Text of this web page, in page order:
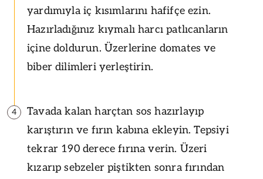
yardımıyla iç kısımlarını hafifçe ezin.
Hazırladığınız kıymalı harcı patlıcanların
içine doldurun. Üzerlerine domates ve
biber dilimleri yerleştirin.
4
Tavada kalan harçtan sos hazırlayıp
karıştırın ve fırın kabına ekleyin. Tepsiyi
tekrar 190 derece fırına verin. Üzeri
kızarıp sebzeler piştikten sonra fırından